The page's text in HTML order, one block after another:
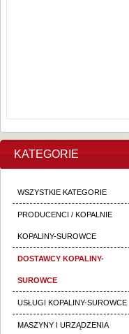
KATEGORIE
WSZYSTKIE KATEGORIE
PRODUCENCI / KOPALNIE
KOPALINY-SUROWCE
DOSTAWCY KOPALINY-
SUROWCE
USŁUGI KOPALINY-SUROWCE
MASZYNY I URZĄDZENIA